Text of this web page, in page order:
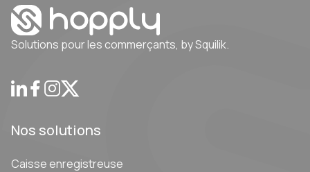
Solutions pour les commerçants, by Squilik.
Nos solutions
Caisse enregistreuse